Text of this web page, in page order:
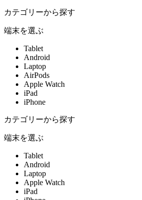
カテゴリーから探す
端末を選ぶ
Tablet
Android
Laptop
AirPods
Apple Watch
iPad
iPhone
カテゴリーから探す
端末を選ぶ
Tablet
Android
Laptop
Apple Watch
iPad